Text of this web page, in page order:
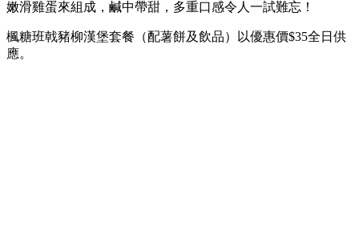
嫩滑雞蛋來組成，鹹中帶甜，多重口感令人一試難忘！
楓糖班戟豬柳漢堡套餐（配薯餅及飲品）以優惠價$35全日供
應。